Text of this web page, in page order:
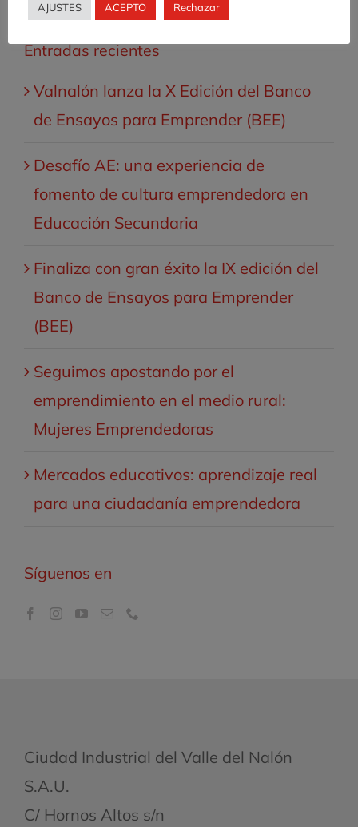
Entradas recientes
Valnalón lanza la X Edición del Banco
de Ensayos para Emprender (BEE)
Desafío AE: una experiencia de
fomento de cultura emprendedora en
Educación Secundaria
Finaliza con gran éxito la IX edición del
Banco de Ensayos para Emprender
(BEE)
Seguimos apostando por el
emprendimiento en el medio rural:
Mujeres Emprendedoras
Mercados educativos: aprendizaje real
para una ciudadanía emprendedora
Síguenos en
Ciudad Industrial del Valle del Nalón
S.A.U.
C/ Hornos Altos s/n
AJUSTES ACEPTO Rechazar